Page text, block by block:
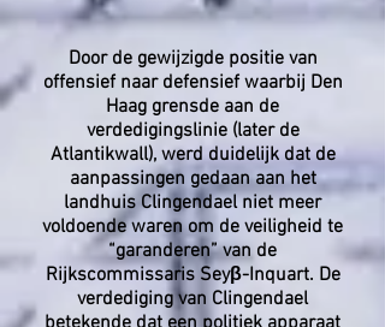
Door de gewijzigde positie van
offensief naar defensief waarbij Den
Haag grensde aan de
verdedigingslinie (later de
Atlantikwall), werd duidelijk dat de
aanpassingen gedaan aan het
landhuis Clingendael niet meer
voldoende waren om de veiligheid te
“garanderen” van de
Rijkscommissaris Seyβ-Inquart. De
verdediging van Clingendael